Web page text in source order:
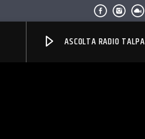
ASCOLTA RADIO TALPA